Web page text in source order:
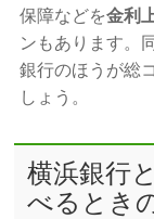
保障などを金利
ンもあります。
銀行のほうが総
しょう。
横浜銀行
べるとき